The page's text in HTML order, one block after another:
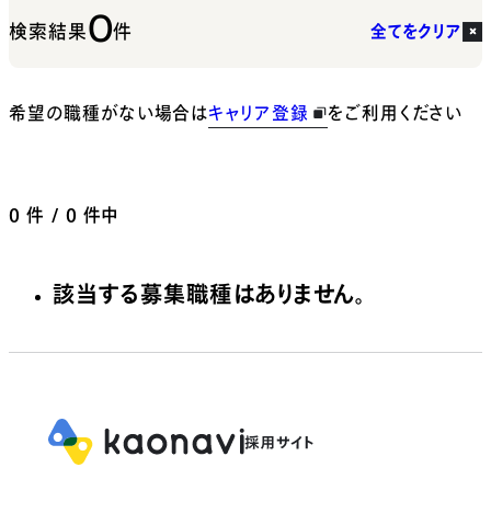
検索結果0件 全てをクリア
希望の職種がない場合はキャリア登録 をご利用ください
0 件 / 0 件中
該当する募集職種はありません。